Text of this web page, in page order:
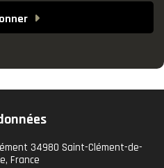
34980 Saint-Clément-de-
France